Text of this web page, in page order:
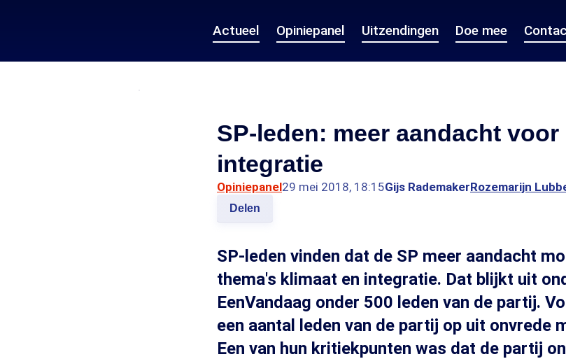
Actueel Opiniepanel Uitzendingen Doe mee
SP-leden: meer aandacht voor
integratie
Opiniepanel29 mei 2018, 18:15Gijs RademakerRozemarijn
Delen
SP-leden vinden dat de SP meer aandacht
thema's klimaat en integratie. Dat blijkt uit
EenVandaag onder 500 leden van de partij.
een aantal leden van de partij op uit onvrede
Een van hun kritiekpunten was dat de partij